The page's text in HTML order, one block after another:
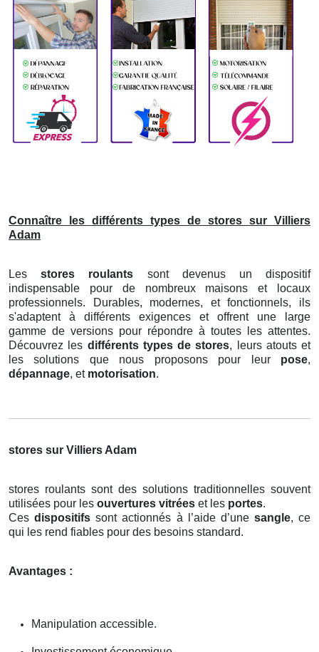
Connaître les différents types de stores sur Villiers
Adam
Lesstores roulants sont devenus un dispositif
indispensable pour de nombreux maisons et locaux
professionnels. Durables, modernes, et fonctionnels, ils
s'adaptent à différents exigences et offrent une large
gamme de versions pour répondre à toutes les attentes.
Découvrez les différents types de stores, leurs atouts et
les solutions que nous proposons pour leur pose,
dépannage, et motorisation.
stores sur Villiers Adam
stores roulants sont des solutions traditionnelles souvent
utilisées pour les ouvertures vitrées et les portes.
Cesdispositifs sont actionnés à l’aide d’une sangle, ce
qui les rend fiables pour des besoins standard.
Avantages :
Manipulation accessible.